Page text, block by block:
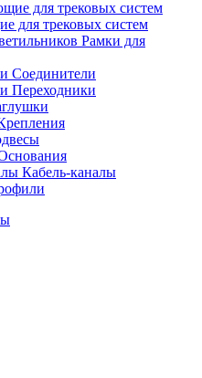
для трековых систем
Рамки для
Соединители
Переходники
Кабель-каналы